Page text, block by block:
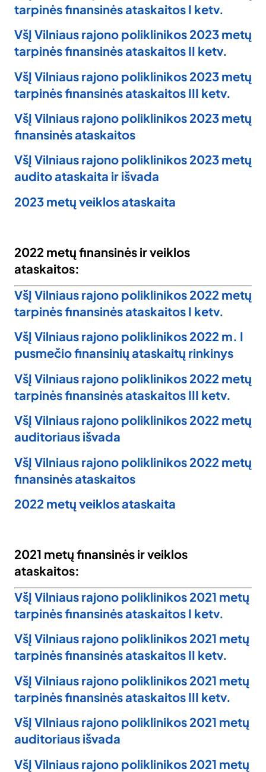
tarpinės finansinės ataskaitos I ketv.
VšĮ Vilniaus rajono poliklinikos 2023 metų
tarpinės finansinės ataskaitos II ketv.
VšĮ Vilniaus rajono poliklinikos 2023 metų
tarpinės finansinės ataskaitos III ketv.
VšĮ Vilniaus rajono poliklinikos 2023 metų
finansinės ataskaitos
VšĮ Vilniaus rajono poliklinikos 2023 metų
audito ataskaita ir išvada
2023 metų veiklos ataskaita
2022 metų finansinės ir veiklos
ataskaitos:
VšĮ Vilniaus rajono poliklinikos 2022 metų
tarpinės finansinės ataskaitos I ketv.
VšĮ Vilniaus rajono poliklinikos 2022 m. I
pusmečio finansinių ataskaitų rinkinys
VšĮ Vilniaus rajono poliklinikos 2022 metų
tarpinės finansinės ataskaitos III ketv.
VšĮ Vilniaus rajono poliklinikos 2022 metų
auditoriaus išvada
VšĮ Vilniaus rajono poliklinikos 2022 metų
finansinės ataskaitos
2022 metų veiklos ataskaita
2021 metų finansinės ir veiklos
ataskaitos:
VšĮ Vilniaus rajono poliklinikos 2021 metų
tarpinės finansinės ataskaitos I ketv.
VšĮ Vilniaus rajono poliklinikos 2021 metų
tarpinės finansinės ataskaitos II ketv.
VšĮ Vilniaus rajono poliklinikos 2021 metų
tarpinės finansinės ataskaitos III ketv.
VšĮ Vilniaus rajono poliklinikos 2021 metų
auditoriaus išvada
VšĮ Vilniaus rajono poliklinikos 2021 metų